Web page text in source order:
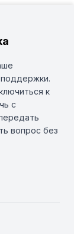
к
с
вопрос без